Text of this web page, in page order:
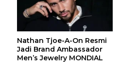
Nathan Tjoe-A-On Resmi
Jadi Brand Ambassador
Men’s Jewelry MONDIAL